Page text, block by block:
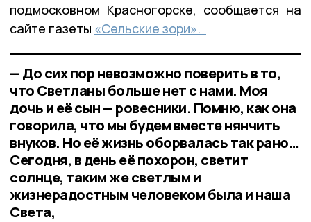
подмосковном Красногорске, сообщается на
сайте газеты «Сельские зори».
— До сих пор невозможно поверить в то,
что Светланы больше нет с нами. Моя
дочь и её сын — ровесники. Помню, как она
говорила, что мы будем вместе нянчить
внуков. Но её жизнь оборвалась так рано…
Сегодня, в день её похорон, светит
солнце, таким же светлым и
жизнерадостным человеком была и наша
Света,